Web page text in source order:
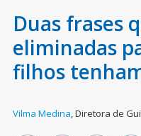
Duas frases
eliminadas
filhos
Vilma Medina,Diretora de